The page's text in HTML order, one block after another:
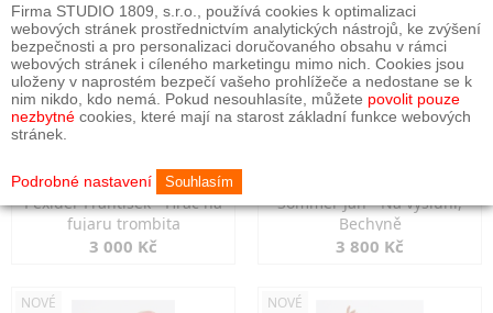
Pexider František - Hráč na
fujaru trombita
3 000 Kč
Sommer Jan - Na výsluní,
Bechyně
3 800 Kč
NOVÉ NOVÉ
Firma STUDIO 1809, s.r.o., používá cookies k optimalizaci
webových stránek prostřednictvím analytických nástrojů, ke zvýšení
bezpečnosti a pro personalizaci doručovaného obsahu v rámci
webových stránek i cíleného marketingu mimo nich. Cookies jsou
uloženy v naprostém bezpečí vašeho prohlížeče a nedostane se k
nim nikdo, kdo nemá. Pokud nesouhlasíte, můžete povolit pouze
nezbytné cookies, které mají na starost základní funkce webových
stránek.
Podrobné nastavení Souhlasím